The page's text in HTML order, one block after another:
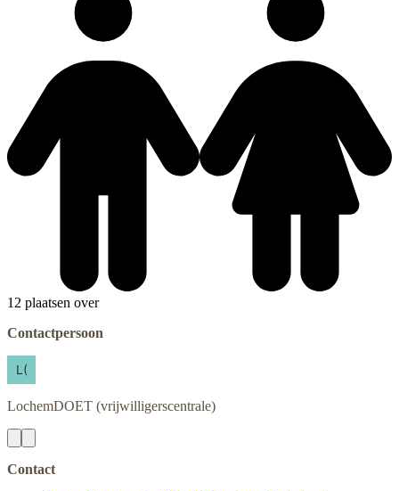
12 plaatsen over
Contactpersoon
LochemDOET (vrijwilligerscentrale)
Contact